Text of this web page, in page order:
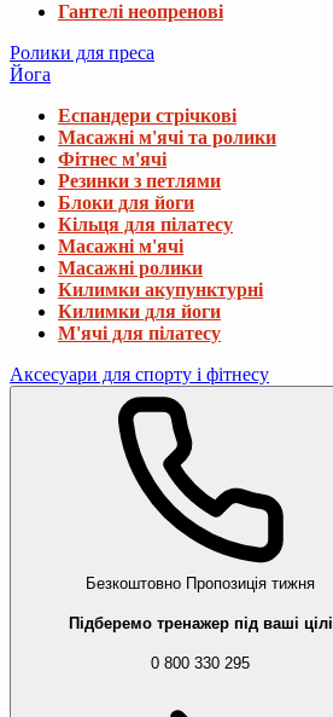
Гантелі неопренові
Ролики для преса
Йога
Еспандери стрічкові
Масажні м'ячі та ролики
Фітнес м'ячі
Резинки з петлями
Блоки для йоги
Кільця для пілатесу
Масажні м'ячі
Масажні ролики
Килимки акупунктурні
Килимки для йоги
М'ячі для пілатесу
Аксесуари для спорту і фітнесу
Безкоштовно Пропозиція тижня
Підберемо тренажер під ваші цілі
0 800 330 295